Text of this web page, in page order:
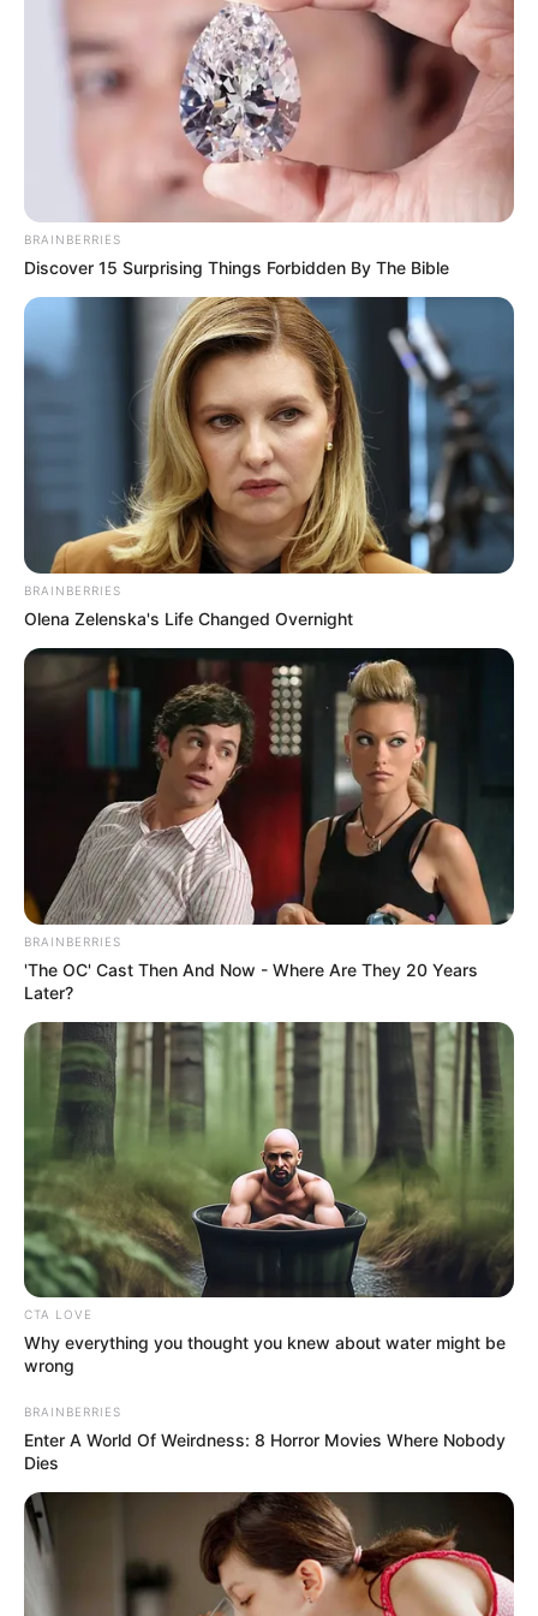
ΚΟΙΝΩΝΙΚΑ ΔΙΚΤΥΑ
YOUTUBE ΕΓΓΡΑΦΕΊΤΕ
ΣΠΑΜΕ ΤΟ ΜΑΤΡΙΞ – ΤΟ ΒΙΒΛΙΟ
BRAINBERRIES
Discover 15 Surprising Things Forbidden By The Bible
BRAINBERRIES
Olena Zelenska's Life Changed Overnight
BRAINBERRIES
'The OC' Cast Then And Now - Where Are They 20 Years
Later?
CTA LOVE
Why everything you thought you knew about water might be
wrong
BRAINBERRIES
Enter A World Of Weirdness: 8 Horror Movies Where Nobody
Dies